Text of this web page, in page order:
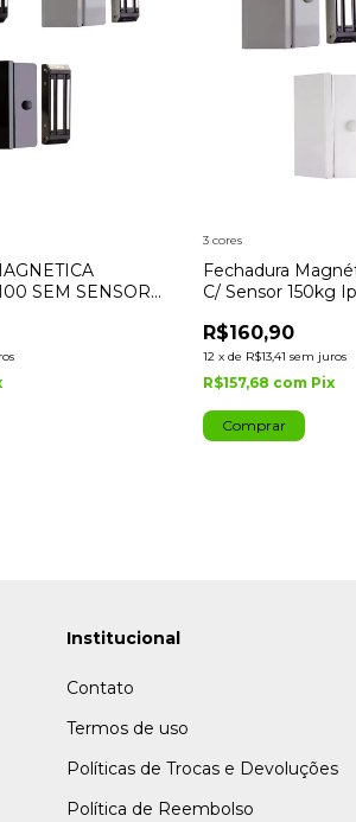
SEM SENSOR
Fechadura
C/ Sensor 150kg
R$160,90
12 x de R$13,41 sem juros
R$157,68 com Pix
3 cores
Comprar
Institucional
Contato
Termos de uso
Políticas de Trocas e Devoluções
Política de Reembolso